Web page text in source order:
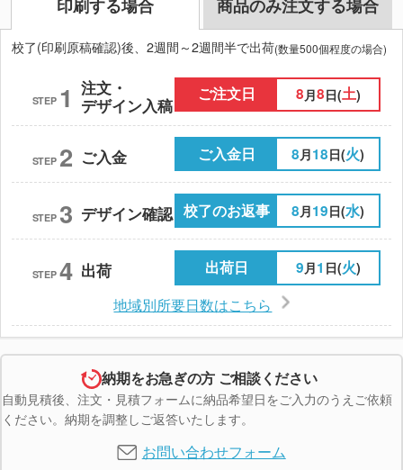
印刷する場合 商品のみ注文する場合
校了(印刷原稿確認)後、2週間～2週間半で出荷(数量500個程度の場合)
STEP 1 注文・
デザイン入稿
ご注文日 8 月8日(土)
STEP 2 ご入金 ご入金日 8月18日(火)
STEP 3 デザイン確認 校了のお返事 8月19日(水)
STEP 4 出荷 出荷日 9月1 日(火)
地域別所要日数はこちら
納期をお急ぎの方 ご相談ください
自動見積後、注文・見積フォームに納品希望日をご入力のうえご依頼
ください。納期を調整しご返答いたします。
お問い合わせフォーム